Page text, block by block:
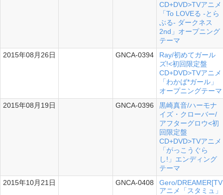
CD+DVD>TVアニメ
「To LOVEる -とら
ぶる- ダークネス
2nd」オープニング
テーマ
2015年08月26日
グル GNCA-0394
Ray/初めてガール
ズ!<初回限定盤
CD+DVD>TVアニメ
「わかば*ガール」
オープニングテーマ
2015年08月19日
グル GNCA-0396
黒崎真音/ハーモナ
イズ・クローバー/
アフターグロウ<初
回限定盤
CD+DVD>TVアニメ
「がっこうぐら
し!」エンディング
テーマ
2015年10月21日
グル GNCA-0408
Gero/DREAMER[TV
アニメ「スタミュ」